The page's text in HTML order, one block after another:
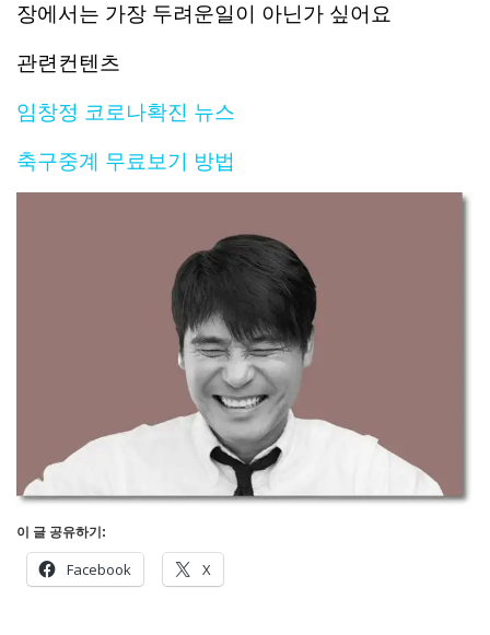
장에서는 가장 두려운일이 아닌가 싶어요
관련컨텐츠
임창정 코로나확진 뉴스
축구중계 무료보기 방법
이 글 공유하기:
Facebook X